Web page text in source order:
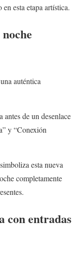
esta etapa artística.
auténtica
de un desenlace
y “Conexión
esta nueva
completamente
con entradas